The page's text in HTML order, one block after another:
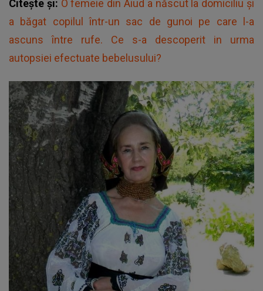
Citește și: O femeie din Aiud a născut la domiciliu şi
a băgat copilul într-un sac de gunoi pe care l-a
ascuns între rufe. Ce s-a descoperit in urma
autopsiei efectuate bebelusului?